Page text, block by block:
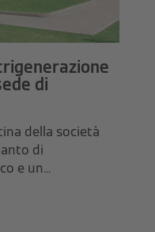
di
della società
di
e un...